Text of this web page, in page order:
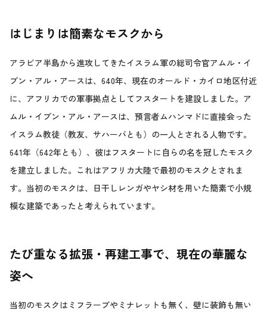
はじまりは簡素なモスクから
アラビア半島から進攻してきたイスラム軍の総司令官アムル・イ
ブン・アル・アースは、640年、現在のオールド・カイロ地区付近
に、アフリカでの軍事拠点としてフスタートを建設しました。ア
ムル・イブン・アル・アースは、預言者ムハンマドに直接会った
イスラム教徒（教友、サハーバとも）の一人とされる人物です。
641年（642年とも）、彼はフスタートに自らの名を冠したモスク
を建立しました。これはアフリカ大陸で最初のモスクとされま
す。当初のモスクは、日干しレンガやヤシ材を用いた簡素で小規
模な建築であったと考えられています。
たび重なる拡張・再建工事で、現在の華麗な
姿へ
当初のモスクはミフラーブやミナレットも無く、壁に装飾も無い